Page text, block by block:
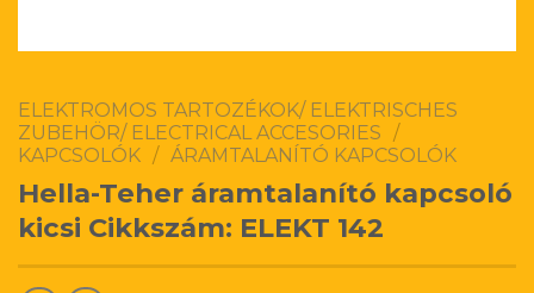
ELEKTROMOS TARTOZÉKOK/ ELEKTRISCHES
ZUBEHÖR/ ELECTRICAL ACCESORIES
/
KAPCSOLÓK / ÁRAMTALANÍTÓ KAPCSOLÓK
Hella-Teher áramtalanító kapcsoló
kicsi Cikkszám: ELEKT 142